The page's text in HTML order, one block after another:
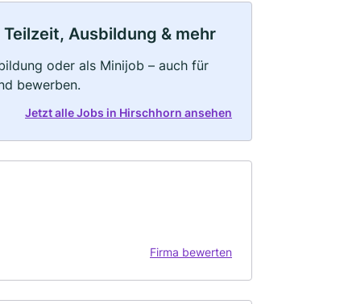
Ausbildung & mehr
oder als Minijob – auch für
bewerben.
Jetzt alle Jobs in Hirschhorn ansehen
Firma bewerten